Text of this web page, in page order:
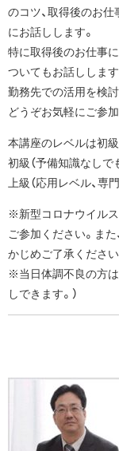
のコツ、取得後のお
にお話しします。
特に取得後のお仕事
ついてもお話ししま
勤務先での活用を検
どうぞお気軽にご参加
本講座のレベルは初級
初級（予備知識なし
上級（応用レベル、専
※新型コロナウイルス
ご参加ください。ま
かじめご了承ください
※当日体調不良の方
しできます。）